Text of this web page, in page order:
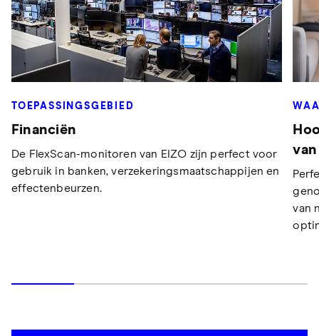
TOEPASSINGSGEBIED
Financiën
De FlexScan-monitoren van EIZO zijn perfect voor
gebruik in banken, verzekeringsmaatschappijen en
effectenbeurzen.
van
van